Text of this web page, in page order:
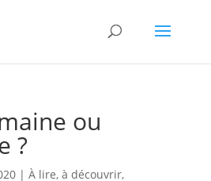
ou
?
| À lire, à découvrir,